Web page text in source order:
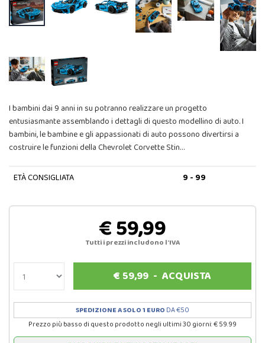
I bambini dai 9 anni in su potranno realizzare un progetto
entusiasmante assemblando i dettagli di questo modellino di auto. I
bambini, le bambine e gli appassionati di auto possono divertirsi a
costruire le funzioni della Chevrolet Corvette Stin…
ETÀ CONSIGLIATA 9 - 99
€ 59,99
Tutti i prezzi includono l'IVA
€ 59,99 -ACQUISTA
SPEDIZIONE A SOLO 1 EURO DA €50
Prezzo più basso di questo prodotto negli ultimi 30 giorni: € 59.99